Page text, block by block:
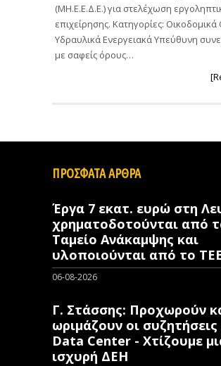
(ΜΗ.Ε.Ε.Δ.Ε.) για στελέχωση
επιχείρησης. Κατηγορίες:
Υδραυλικά Ενεργειακά Υπεύθυνη
με σαφείς όρους…
ΠΡΟΣΦΑΤΑ ΑΡΘΡΑ
Έργα 7 εκατ. ευρώ στη
χρηματοδοτούνται από
Ταμείο Ανάκαμψης και
υλοποιούνται από το
06-08-2026
Γ. Στάσσης: Προχωρούν
ωριμάζουν οι συζητήσεις
Data Center - Χτίζουμε
ισχυρή ΔΕΗ